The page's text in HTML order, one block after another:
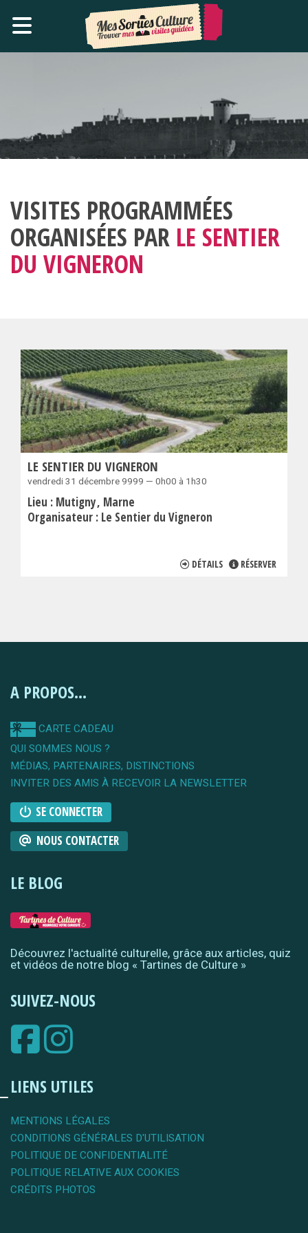
VISITES PROGRAMMÉES
ORGANISÉES PAR LE SENTIER
DU VIGNERON
LE SENTIER DU VIGNERON
vendredi 31 décembre 9999 — 0h00 à 1h30
Lieu : Mutigny Marne
Organisateur : Le Sentier du Vigneron
DÉTAILS RÉSERVER
A PROPOS...
CARTE CADEAU
QUI SOMMES NOUS ?
MÉDIAS, PARTENAIRES, DISTINCTIONS
INVITER DES AMIS À RECEVOIR LA NEWSLETTER
SE CONNECTER
NOUS CONTACTER
LE BLOG
Découvrez l'actualité culturelle, grâce aux articles, quiz
et vidéos de notre blog « Tartines de Culture »
SUIVEZ-NOUS
LIENS UTILES
MENTIONS LÉGALES
CONDITIONS GÉNÉRALES D'UTILISATION
POLITIQUE DE CONFIDENTIALITÉ
POLITIQUE RELATIVE AUX COOKIES
CRÉDITS PHOTOS